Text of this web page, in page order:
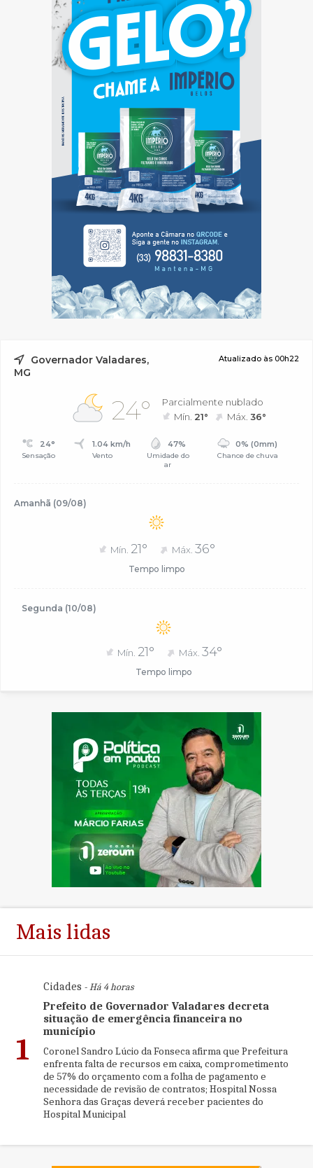
Governador Valadares,
MG
Atualizado às 00h22
24°
Parcialmente nublado
Mín. 21° Máx.36°
24°
Sensação
1.04 km/h
Vento
47%
Umidade do
ar
0% (0mm)
Chance de chuva
Amanhã (09/08)
Mín. 21° Máx. 36°
Tempo limpo
Segunda (10/08)
Mín. 21° Máx. 34°
Tempo limpo
Mais lidas
1
Cidades - Há 4 horas
Prefeito de Governador Valadares decreta
situação de emergência financeira no
município
Coronel Sandro Lúcio da Fonseca afirma que Prefeitura
enfrenta falta de recursos em caixa, comprometimento
de 57% do orçamento com a folha de pagamento e
necessidade de revisão de contratos; Hospital Nossa
Senhora das Graças deverá receber pacientes do
Hospital Municipal